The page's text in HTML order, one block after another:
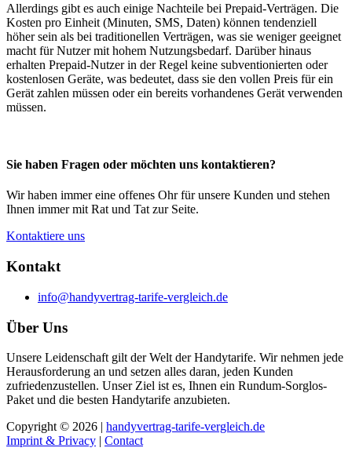
Allerdings gibt es auch einige Nachteile bei Prepaid-Verträgen. Die
Kosten pro Einheit (Minuten, SMS, Daten) können tendenziell
höher sein als bei traditionellen Verträgen, was sie weniger geeignet
macht für Nutzer mit hohem Nutzungsbedarf. Darüber hinaus
erhalten Prepaid-Nutzer in der Regel keine subventionierten oder
kostenlosen Geräte, was bedeutet, dass sie den vollen Preis für ein
Gerät zahlen müssen oder ein bereits vorhandenes Gerät verwenden
müssen.
Sie haben Fragen oder möchten uns kontaktieren?
Wir haben immer eine offenes Ohr für unsere Kunden und stehen
Ihnen immer mit Rat und Tat zur Seite.
Kontaktiere uns
Kontakt
info@handyvertrag-tarife-vergleich.de
Über Uns
Unsere Leidenschaft gilt der Welt der Handytarife. Wir nehmen jede
Herausforderung an und setzen alles daran, jeden Kunden
zufriedenzustellen. Unser Ziel ist es, Ihnen ein Rundum-Sorglos-
Paket und die besten Handytarife anzubieten.
Copyright © 2026 | handyvertrag-tarife-vergleich.de
Imprint & Privacy | Contact